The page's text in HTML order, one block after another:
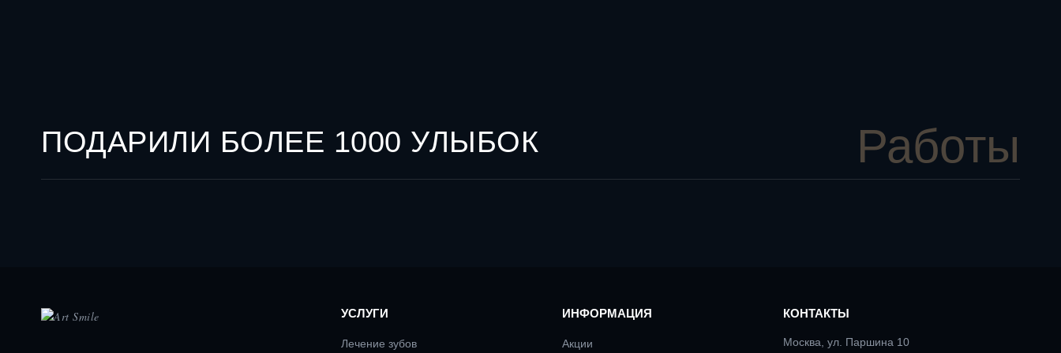
ПОДАРИЛИ БОЛЕЕ 1000 УЛЫБОК Работы
УСЛУГИ
Лечение зубов
ИНФОРМАЦИЯ
Акции
КОНТАКТЫ
Москва, ул. Паршина 10